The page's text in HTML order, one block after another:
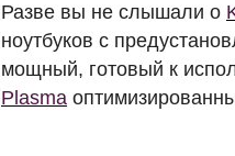
Разве вы не слышали о
ноутбуков с
мощный, готовый к
Plasma